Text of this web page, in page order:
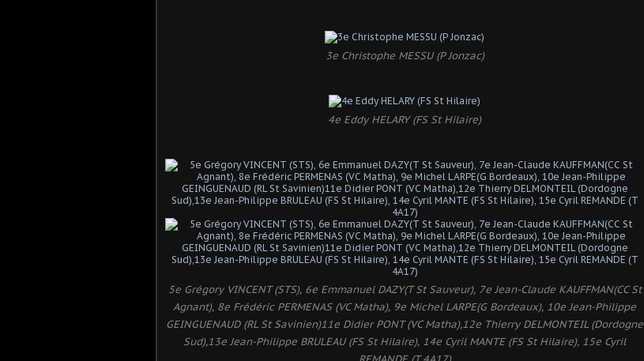
3e Christophe MESSU (P Jonzac)
4e Eddy HELARY (FS St Hilaire)
5e Grégory VINCENT (STS), 6e Emmanuel DAZY(T St Sauveur), 7e Jean-Claude KAUFFMAN(CC St
Agnant), 8e Frédéric PERMENAS (VC Matha), 9e Michel LARPE(G Bordeaux), 10e Jean-Philippe
GEINGUENAUD (RL St Savinien)11e Didier PONT (VC Matha),12e Thierry DELMONTEIL (Dordogne
Sud),13e Jean-Philippe BRULEAU (FS St Hilaire), 14e Cyril MANTE (FS St Hilaire), 15e Cyril